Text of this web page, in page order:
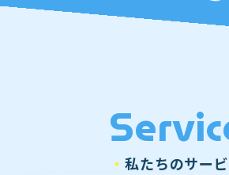
・ 私たちのサー